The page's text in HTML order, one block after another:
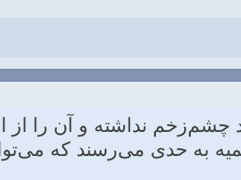
چشم‌زخم نداشته و آن را
به‌ حدى می‌رسند كه